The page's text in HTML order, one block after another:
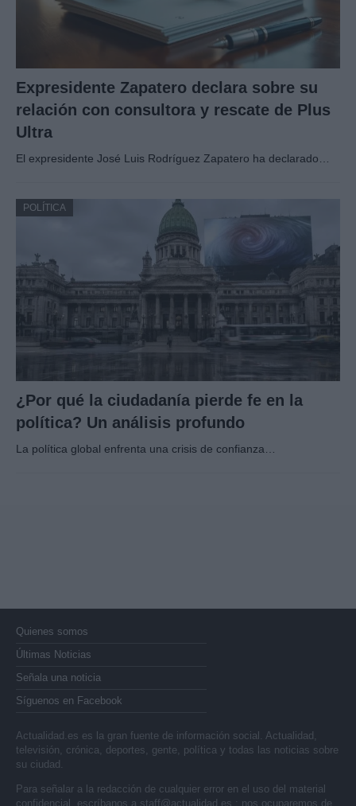
Expresidente Zapatero declara sobre su
relación con consultora y rescate de Plus
Ultra
El expresidente José Luis Rodríguez Zapatero ha declarado…
POLÍTICA
¿Por qué la ciudadanía pierde fe en la
política? Un análisis profundo
La política global enfrenta una crisis de confianza…
Quienes somos
Últimas Noticias
Señala una noticia
Síguenos en Facebook
Actualidad.es es la gran fuente de información social. Actualidad,
televisión, crónica, deportes, gente, política y todas las noticias sobre
su ciudad.
Para señalar a la redacción de cualquier error en el uso del material
confidencial, escríbanos a staff@actualidad.es : nos ocuparemos de